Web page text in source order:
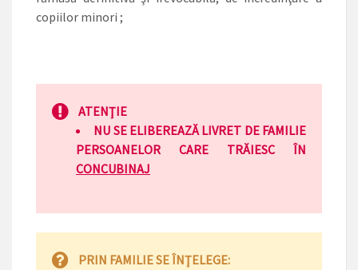
copiilor minori ;
ATENŢIE
NU SE ELIBEREAZĂ LIVRET DE FAMILIE
PERSOANELOR CARE TRĂIESC ÎN
CONCUBINAJ
PRIN FAMILIE SE ÎNŢELEGE: